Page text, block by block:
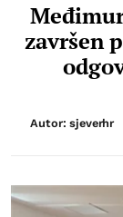
završen
Autor: sjeverhr